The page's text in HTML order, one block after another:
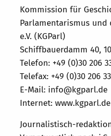
KGParl
Aktuelles
Kommission
Institut
Forschung
Publikationen
Kommission für
Parlamentarismus
e.V. (KGParl)
Schiffbauerdamm 40,
Telefon: +49 (0)30 206
Telefax: +49 (0)30 206
E-Mail: info@kgparl.de
Internet: www.kgparl.de
Journalistisch-